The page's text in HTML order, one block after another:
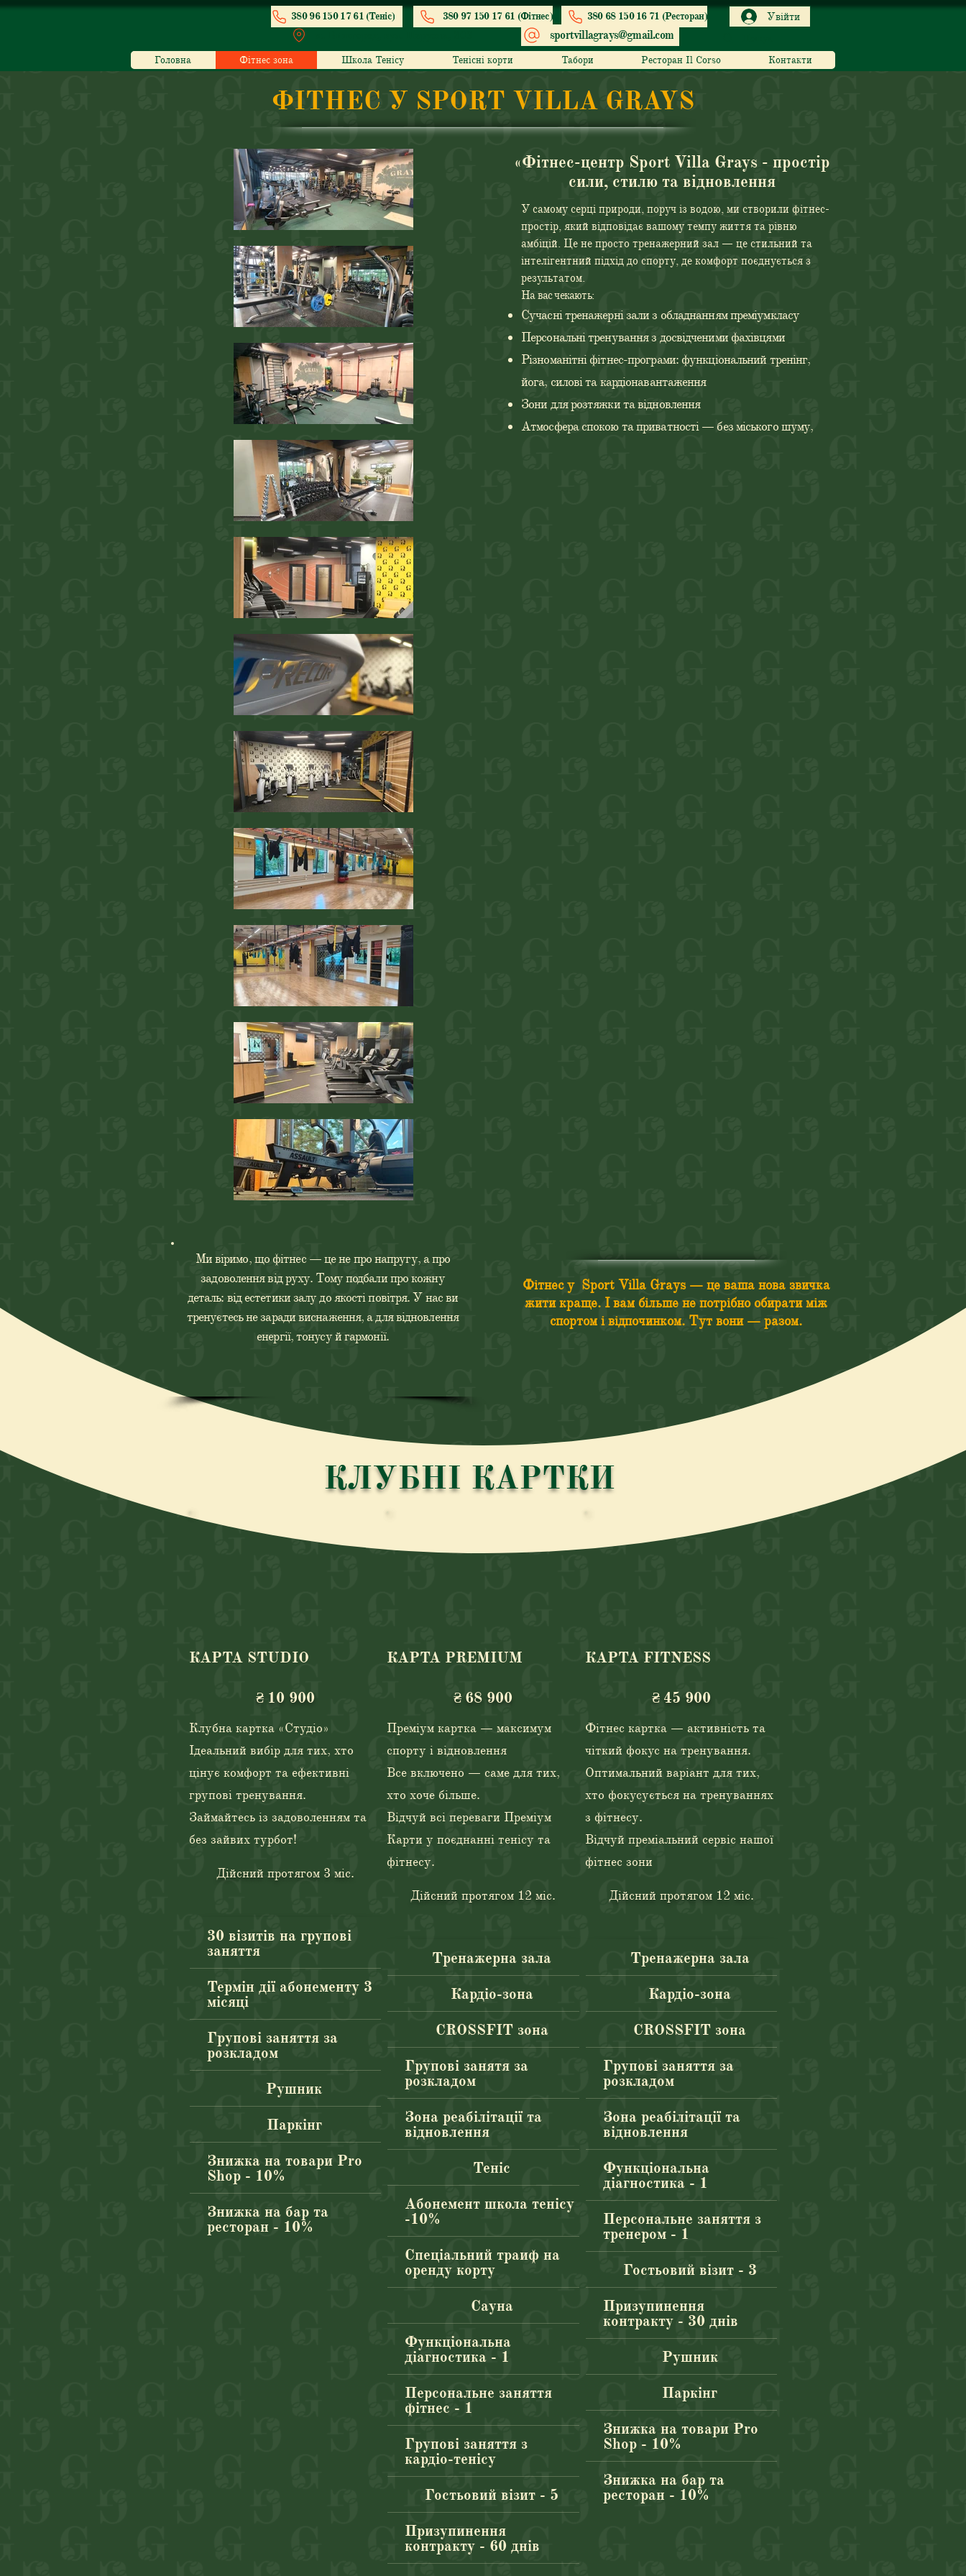
380 96 150 17 61 (Теніс) 380 97 150 17 61 (Фітнес)
sportvillagrays@gmail.com
380 68 150 16 71 (Ресторан) Увійти
Головна Фітнес зона Школа Тенісу Тенісні корти Табори Ресторан Il Corso Контакти
ФІТНЕС У SPORT VILLA GRAYS
У самому серці природи, поруч із водою, ми створили фітнес-
простір, який відповідає вашому темпу життя та рівню
амбіцій. Це не просто тренажерний зал — це стильний та
інтелігентний підхід до спорту, де комфорт поєднується з
результатом.
На вас чекають:
Сучасні тренажерні зали з обладнанням преміумкласу
Персональні тренування з досвідченими фахівцями
Різноманітні фітнес-програми: функціональний тренінг,
йога, силові та кардіонавантаження
Зони для розтяжки та відновлення
Атмосфера спокою та приватності — без міського шуму,
«Фітнес-центр Sport Villa Grays - простір
сили, стилю та відновлення
Ми віримо, що фітнес — це не про напругу, а про
задоволення від руху. Тому подбали про кожну
деталь: від естетики залу до якості повітря. У нас ви
тренуєтесь не заради виснаження, а для відновлення
енергії, тонусу й гармонії.
Фітнес у Sport Villa Grays — це ваша нова звичка
жити краще. І вам більше не потрібно обирати між
спортом і відпочинком. Тут вони — разом.
КЛУБНІ КАРТКИ
КАРТА STUDIO
₴ 10 900
Клубна картка «Студіо»
Ідеальний вибір для тих, хто
цінує комфорт та ефективні
групові тренування.
Займайтесь із задоволенням та
без зайвих турбот!
Дійсний протягом 3 міс.
30 візитів на групові
заняття
Термін дії абонементу 3
місяці
Групові заняття за
розкладом
Рушник
Паркінг
Знижка на товари Pro
Shop - 10%
Знижка на бар та
ресторан - 10%
КАРТА PREMIUM
₴ 68 900
Преміум картка — максимум
спорту і відновлення
Все включено — саме для тих,
хто хоче більше.
Відчуй всі переваги Преміум
Карти у поєднанні тенісу та
фітнесу.
Дійсний протягом 12 міс.
Тренажерна зала
Кардіо-зона
CROSSFIT зона
Групові занятя за
розкладом
Зона реабілітації та
відновлення
Теніс
Абонемент школа тенісу
-10%
Спеціальний траиф на
оренду корту
Сауна
Функціональна
діагностика - 1
Персональне заняття
фітнес - 1
Групові заняття з
кардіо-тенісу
Гостьовий візит - 5
Призупинення
контракту - 60 днів
КАРТА FITNESS
₴ 45 900
Фітнес картка — активність та
чіткий фокус на тренування.
Оптимальний варіант для тих,
хто фокусується на тренуваннях
з фітнесу.
Відчуй преміальний сервіс нашої
фітнес зони
Дійсний протягом 12 міс.
Тренажерна зала
Кардіо-зона
CROSSFIT зона
Групові заняття за
розкладом
Зона реабілітації та
відновлення
Функціональна
діагностика - 1
Персональне заняття з
тренером - 1
Гостьовий візит - 3
Призупинення
контракту - 30 днів
Рушник
Паркінг
Знижка на товари Pro
Shop - 10%
Знижка на бар та
ресторан - 10%